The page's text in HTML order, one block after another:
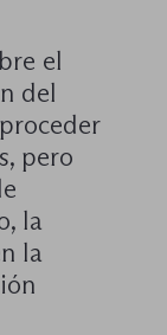
el
del
pero
la
la